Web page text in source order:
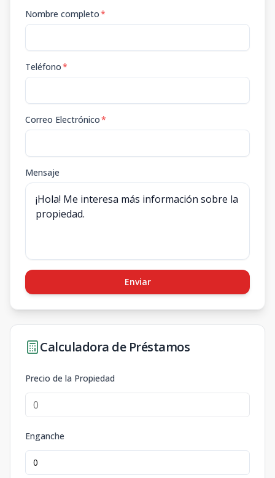
Nombre completo*
Teléfono*
Correo Electrónico*
Mensaje
Enviar
Calculadora de Préstamos
Precio de la Propiedad
Enganche